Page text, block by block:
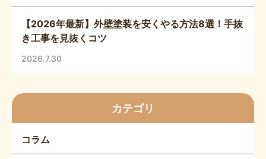
【2026年最新】外壁塗装を安くやる方法8選！手抜
き工事を見抜くコツ
2026.7.30
カテゴリ
コラム